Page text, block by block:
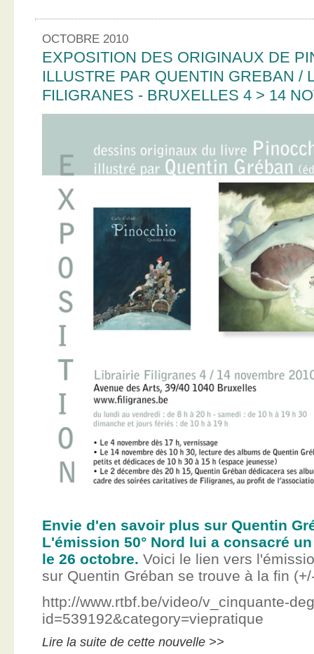
OCTOBRE 2010
EXPOSITION DES ORIGINAUX DE
ILLUSTRE PAR QUENTIN GREBAN /
FILIGRANES - BRUXELLES 4 > 14
Envie d'en savoir plus sur Quentin
L'émission 50° Nord lui a consacré
le 26 octobre. Voici le lien vers
sur Quentin Gréban se trouve à la fin
http://www.rtbf.be/video/v_cinquante-
id=539192&category=viepratique
Lire la suite de cette nouvelle >>